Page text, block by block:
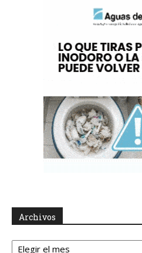
Archivos
Archivos